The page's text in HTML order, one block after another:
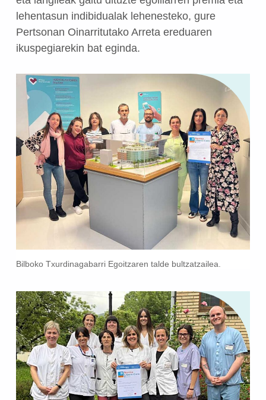
lehentasun indibidualak lehenesteko, gure
Pertsonan Oinarritutako Arreta ereduaren
ikuspegiarekin bat eginda.
Bilboko Txurdinagabarri Egoitzaren talde bultzatzailea.